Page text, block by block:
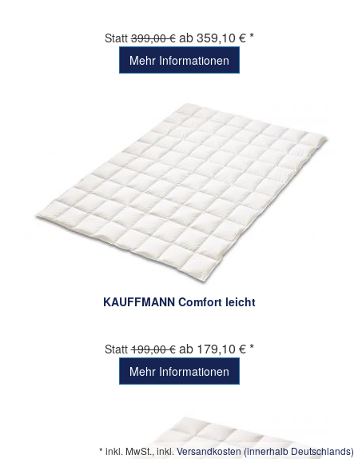
Statt399,00 € ab 359,10 € *
Mehr Informationen
KAUFFMANN Comfort leicht
Statt199,00 € ab 179,10 € *
Mehr Informationen
* inkl. MwSt., inkl. Versandkosten (innerhalb Deutschlands)